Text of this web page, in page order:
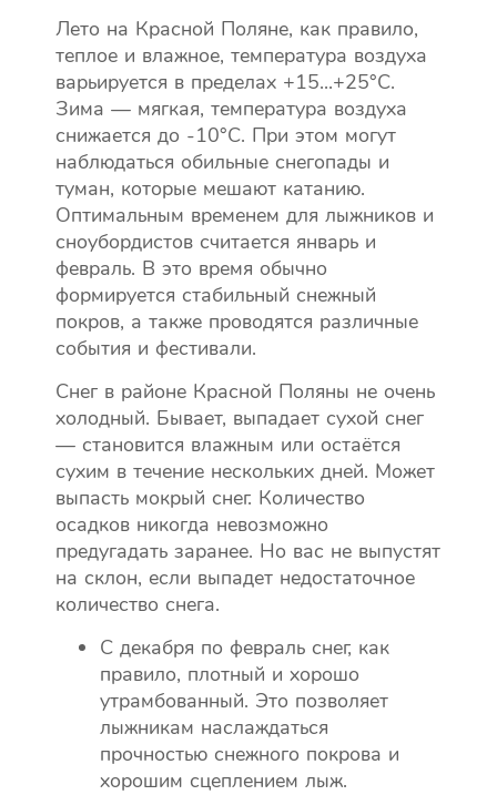
Лето на Красной Поляне, как правило,
теплое и влажное, температура воздуха
варьируется в пределах +15...+25°C.
Зима — мягкая, температура воздуха
снижается до -10°C. При этом могут
наблюдаться обильные снегопады и
туман, которые мешают катанию.
Оптимальным временем для лыжников и
сноубордистов считается январь и
февраль. В это время обычно
формируется стабильный снежный
покров, а также проводятся различные
события и фестивали.
Снег в районе Красной Поляны не очень
холодный. Бывает, выпадает сухой снег
— становится влажным или остаётся
сухим в течение нескольких дней. Может
выпасть мокрый снег. Количество
осадков никогда невозможно
предугадать заранее. Но вас не выпустят
на склон, если выпадет недостаточное
количество снега.
С декабря по февраль снег, как
правило, плотный и хорошо
утрамбованный. Это позволяет
лыжникам наслаждаться
прочностью снежного покрова и
хорошим сцеплением лыж.